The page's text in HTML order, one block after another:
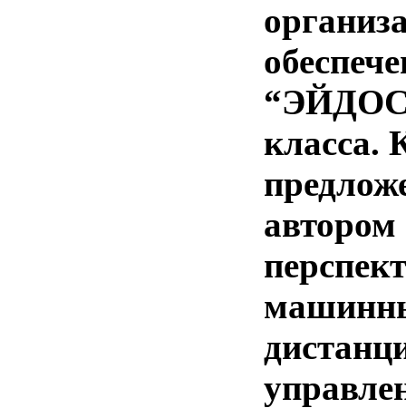
класса.
автором